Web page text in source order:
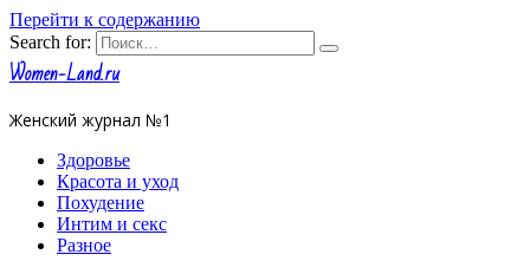
Перейти к содержанию
Search for:
Women-Land.ru
Женский журнал №1
Здоровье
Красота и уход
Похудение
Интим и секс
Разное